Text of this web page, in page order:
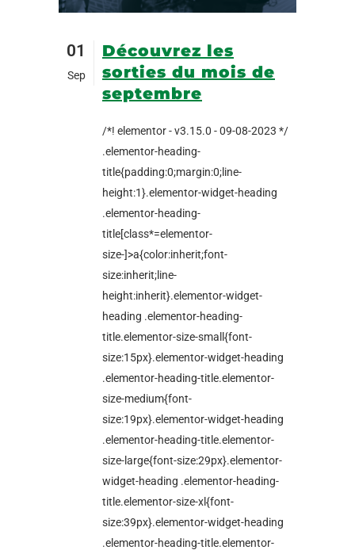
01
Sep
Découvrez les
sorties du mois de
septembre
/*! elementor - v3.15.0 - 09-08-2023 */
.elementor-heading-
title{padding:0;margin:0;line-
height:1}.elementor-widget-heading
.elementor-heading-
title[class*=elementor-
size-]>a{color:inherit;font-
size:inherit;line-
height:inherit}.elementor-widget-
heading .elementor-heading-
title.elementor-size-small{font-
size:15px}.elementor-widget-heading
.elementor-heading-title.elementor-
size-medium{font-
size:19px}.elementor-widget-heading
.elementor-heading-title.elementor-
size-large{font-size:29px}.elementor-
widget-heading .elementor-heading-
title.elementor-size-xl{font-
size:39px}.elementor-widget-heading
.elementor-heading-title.elementor-